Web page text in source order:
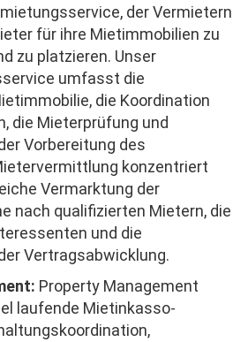
der Vermietern
für ihre Mietimmobilien zu
zu platzieren. Unser
umfasst die
die Koordination
die Mieterprüfung und
Vorbereitung des
konzentriert
Vermarktung der
nach qualifizierten Mietern, die
und die
Vertragsabwicklung.
Property Management
laufende Mietinkasso-